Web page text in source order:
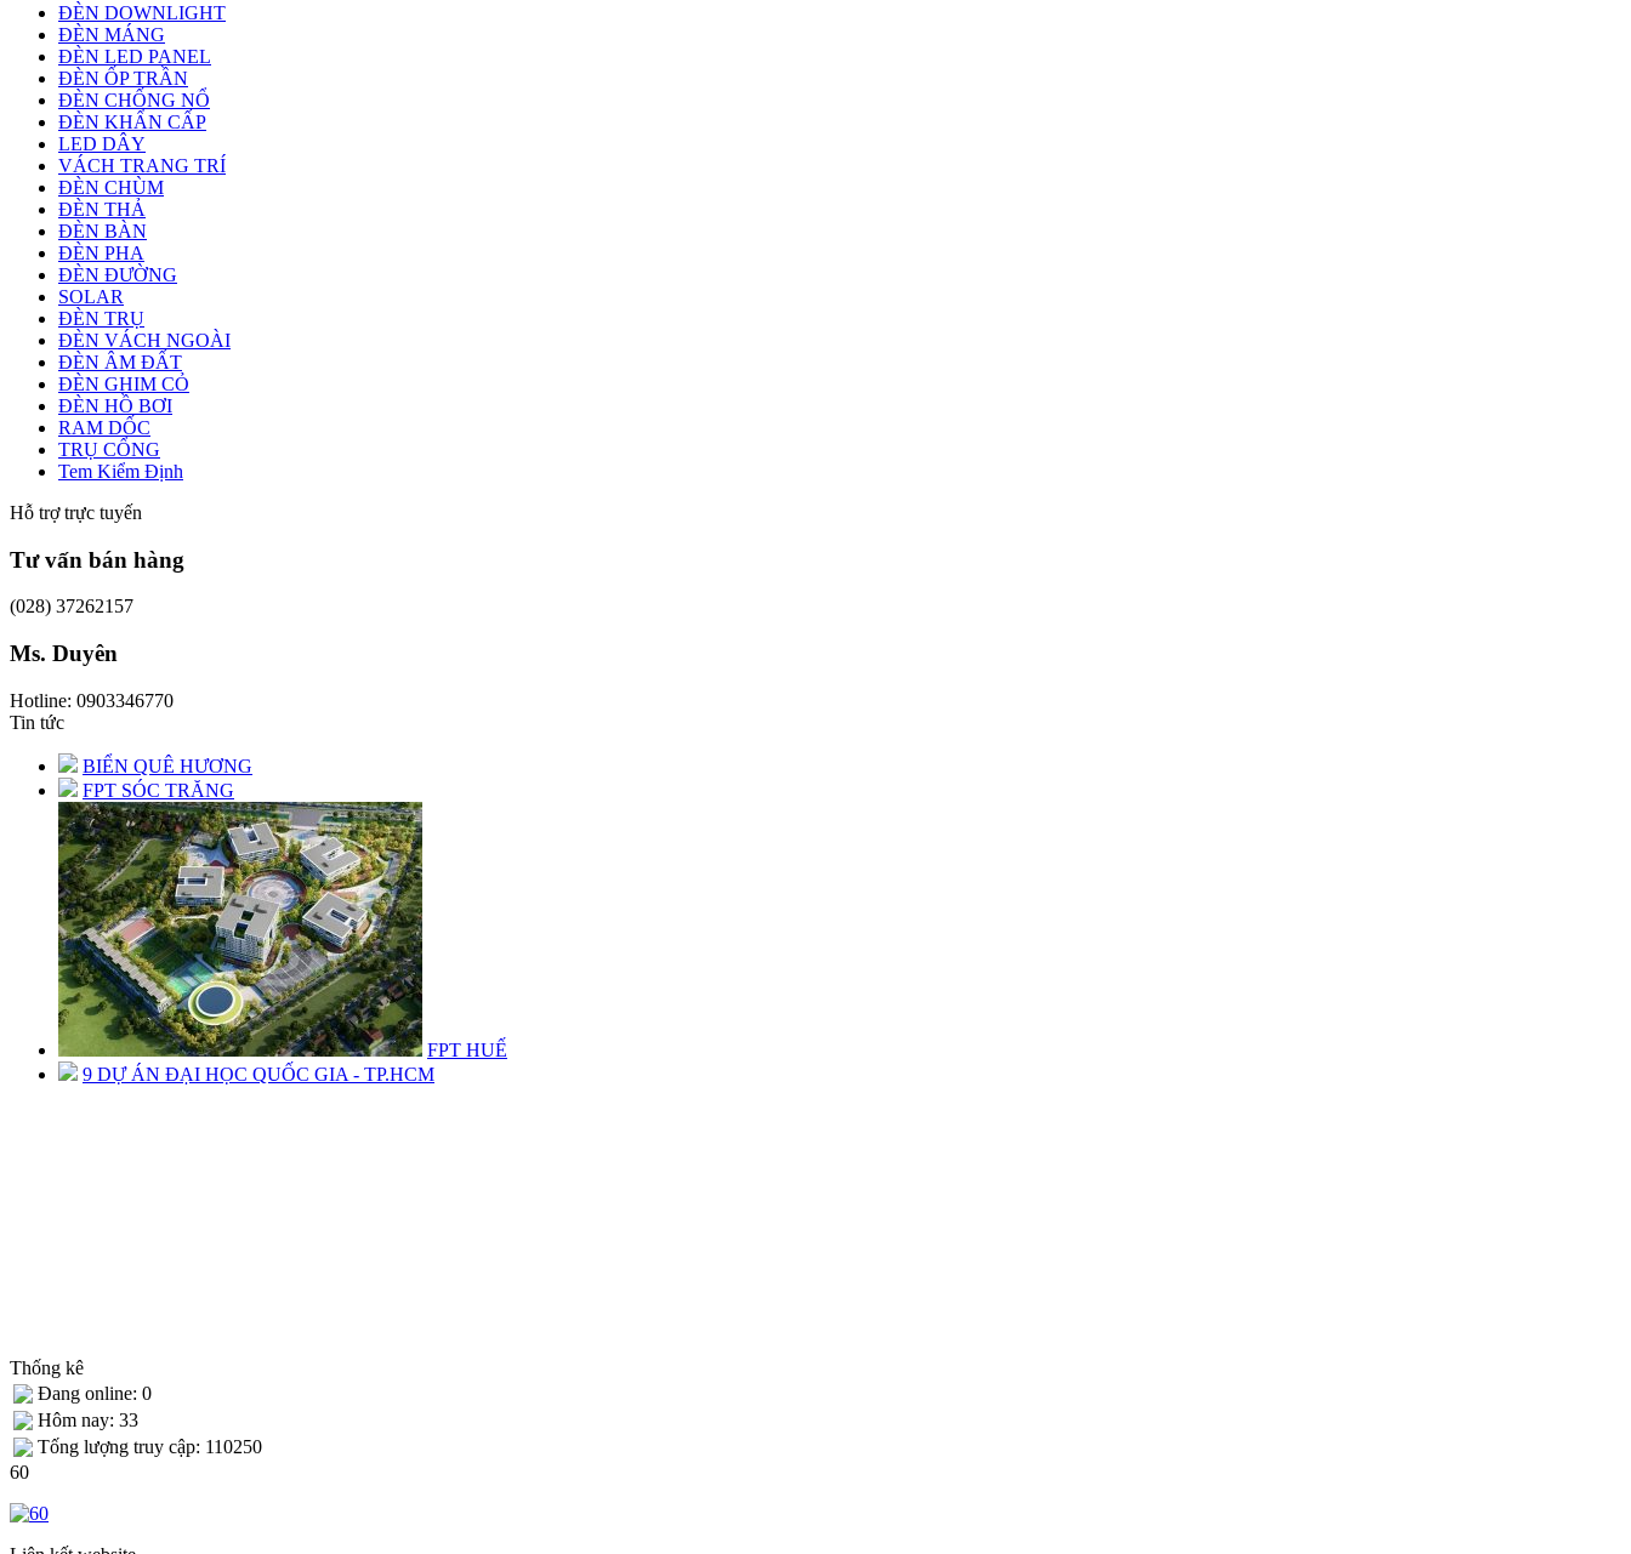
ĐÈN DOWNLIGHT
ĐÈN MÁNG
ĐÈN LED PANEL
ĐÈN ỐP TRẦN
ĐÈN CHỐNG NỔ
ĐÈN KHẨN CẤP
LED DÂY
VÁCH TRANG TRÍ
ĐÈN CHÙM
ĐÈN THẢ
ĐÈN BÀN
ĐÈN PHA
ĐÈN ĐƯỜNG
SOLAR
ĐÈN TRỤ
ĐÈN VÁCH NGOÀI
ĐÈN ÂM ĐẤT
ĐÈN GHIM CỎ
ĐÈN HỒ BƠI
RAM DỐC
TRỤ CỔNG
Tem Kiểm Định
Hỗ trợ trực tuyến
Tư vấn bán hàng
(028) 37262157
Ms. Duyên
Hotline: 0903346770
Tin tức
BIỂN QUÊ HƯƠNG
FPT SÓC TRĂNG
FPT HUẾ
9 DỰ ÁN ĐẠI HỌC QUỐC GIA - TP.HCM
Thống kê
Đang online: 0
Hôm nay: 33
Tống lượng truy cập: 110250
60